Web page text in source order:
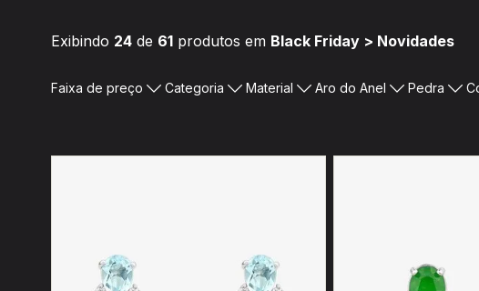
Exibindo 24 de 61 produtos em Black Friday > Novidades
Faixa de preço Categoria Material Aro do Anel Pedra